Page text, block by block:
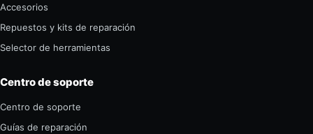
Accesorios
Repuestos y kits de reparación
Selector de herramientas
Centro de soporte
Centro de soporte
Guías de reparación